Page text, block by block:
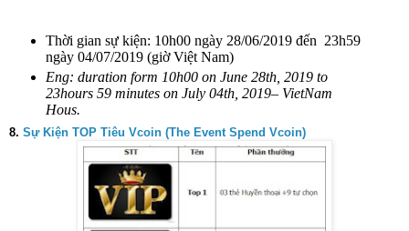
Thời gian sự kiện: 10h00 ngày 28/06/2019 đến 23h59
ngày 04/07/2019 (giờ Việt Nam)
Eng: duration form 10h00 on June 28th, 2019 to
23hours 59 minutes on July 04th, 2019– VietNam
Hous.
8. Sự Kiện TOP Tiêu Vcoin (The Event Spend Vcoin)